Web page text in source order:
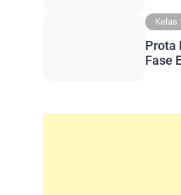
Kelas
Prota
Fase